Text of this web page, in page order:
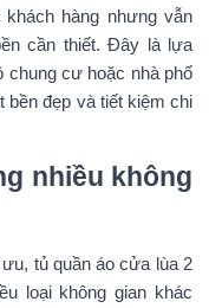
hàng nhưng vẫn
cần thiết. Đây là lựa
chung cư hoặc nhà phố
bền đẹp và tiết kiệm chi
nhiều không
tủ quần áo cửa lùa 2
loại không gian khác